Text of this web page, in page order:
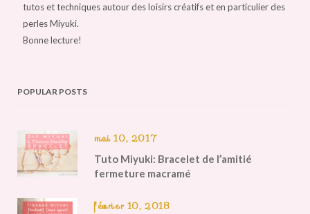
tutos et techniques autour des loisirs créatifs et en particulier des
perles Miyuki.
Bonne lecture!
POPULAR POSTS
mai 10, 2017
Tuto Miyuki: Bracelet de l’amitié
fermeture macramé
février 10, 2018